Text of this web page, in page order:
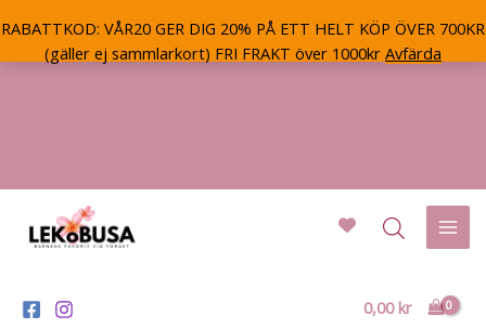
RABATTKOD: VÅR20 GER DIG 20% PÅ ETT HELT KÖP ÖVER 700KR
(gäller ej sammlarkort) FRI FRAKT över 1000kr Avfärda
0,00 kr